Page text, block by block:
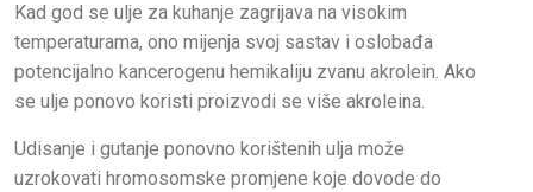
Kad god se ulje za kuhanje zagrijava na visokim
temperaturama, ono mijenja svoj sastav i oslobađa
potencijalno kancerogenu hemikaliju zvanu akrolein. Ako
se ulje ponovo koristi proizvodi se više akroleina.
Udisanje i gutanje ponovno korištenih ulja može
uzrokovati hromosomske promjene koje dovode do